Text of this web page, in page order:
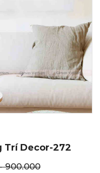
Trí Decor-272
900.000